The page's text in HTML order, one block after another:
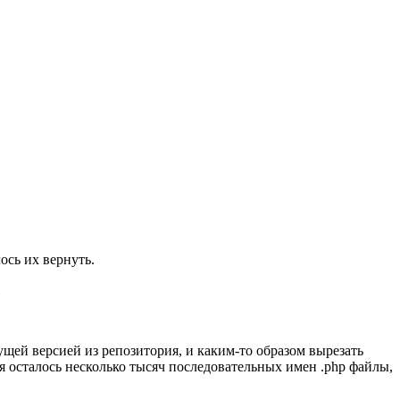
их вернуть.
версией из репозитория, и каким-то образом вырезать
несколько тысяч последовательных имен .php файлы,